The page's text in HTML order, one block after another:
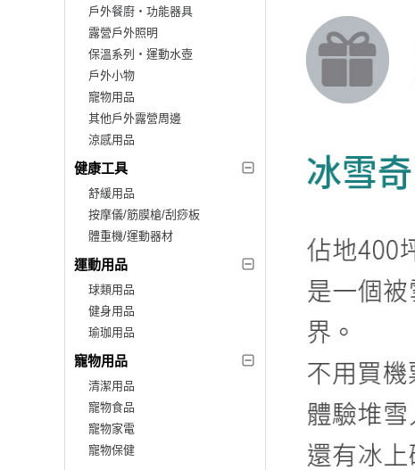
戶外餐廚‧功能器具
露營戶外照明
保溫系列‧運動水壺
戶外小物
寵物用品
其他戶外露營周邊
涼感用品
健康工具
舒緩用品
按摩儀/筋膜槍/刮痧板
體重機/運動器材
運動用品
球類用品
健身用品
瑜珈用品
寵物用品
清潔用品
寵物食品
寵物家電
寵物保健